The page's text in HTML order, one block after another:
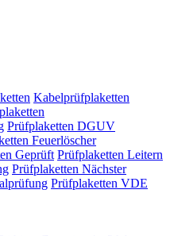
Kabelprüfplaketten
Prüfplaketten DGUV
Feuerlöscher
Geprüft Prüfplaketten Leitern
Prüfplaketten Nächster
Prüfplaketten VDE